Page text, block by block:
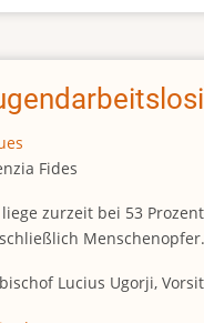
Afrikas
Größe
Fides
liege zurzeit bei 53
Menschenopfer.
Lucius Ugorji,